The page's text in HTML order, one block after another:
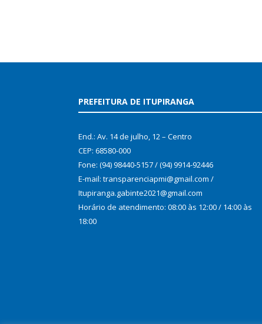
PREFEITURA DE ITUPIRANGA
End.: Av. 14 de julho, 12 – Centro
CEP: 68580-000
Fone: (94) 98440-5157 / (94) 9914-92446
E-mail: transparenciapmi@gmail.com /
Itupiranga.gabinte2021@gmail.com
Horário de atendimento: 08:00 às 12:00 / 14:00 às
18:00